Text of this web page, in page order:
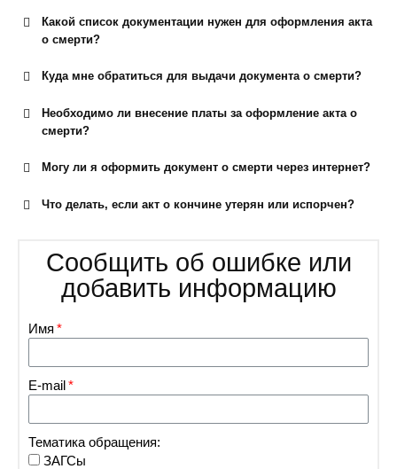
Городской отдел государственной регистрации актов
Какой список документации нужен для оформления акта
о смерти?
Куда мне обратиться для выдачи документа о смерти?
Необходимо ли внесение платы за оформление акта о
смерти?
Могу ли я оформить документ о смерти через интернет?
Что делать, если акт о кончине утерян или испорчен?
Сообщить об ошибке или
добавить информацию
Имя
E-mail
Тематика обращения:
ЗАГСы